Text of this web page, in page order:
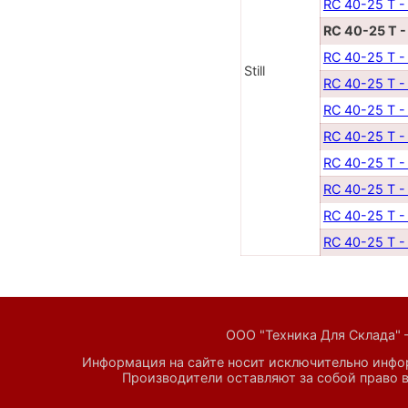
Still
RC 40-25 T -
RC 40-25 T -
RC 40-25 T -
RC 40-25 T -
RC 40-25 T -
RC 40-25 T
RC 40-25 T -
RC 40-25 T
RC 40-25 T -
RC 40-25 T -
ООО "Техника Для Склада"
Информация на сайте носит исключительно
Производители оставляют за собой право